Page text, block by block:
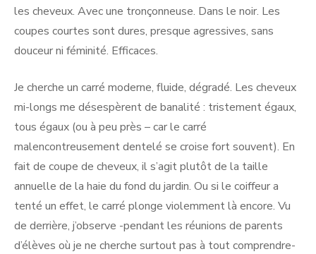
les cheveux. Avec une tronçonneuse. Dans le noir. Les
coupes courtes sont dures, presque agressives, sans
douceur ni féminité. Efficaces.
Je cherche un carré moderne, fluide, dégradé. Les cheveux
mi-longs me désespèrent de banalité : tristement égaux,
tous égaux (ou à peu près – car le carré
malencontreusement dentelé se croise fort souvent). En
fait de coupe de cheveux, il s’agit plutôt de la taille
annuelle de la haie du fond du jardin. Ou si le coiffeur a
tenté un effet, le carré plonge violemment là encore. Vu
de derrière, j’observe -pendant les réunions de parents
d’élèves où je ne cherche surtout pas à tout comprendre-